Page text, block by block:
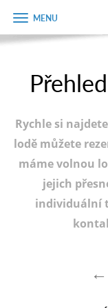
Úvodní strana
Plán plavby
Tipy na výlet
Fotogalerie
Zobrazit
menu
Rychle si
lodě můžete
máme volnou
jejich
individuální
←
dárkového
Jméno
Telefon
E-mail